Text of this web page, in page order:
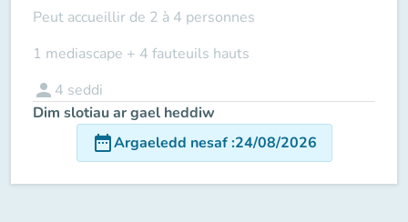
Peut accueillir de 2 à 4 personnes
1 mediascape + 4 fauteuils hauts
person 4 seddi
Dim slotiau ar gael heddiw
date_rangeArgaeledd nesaf:24/08/2026